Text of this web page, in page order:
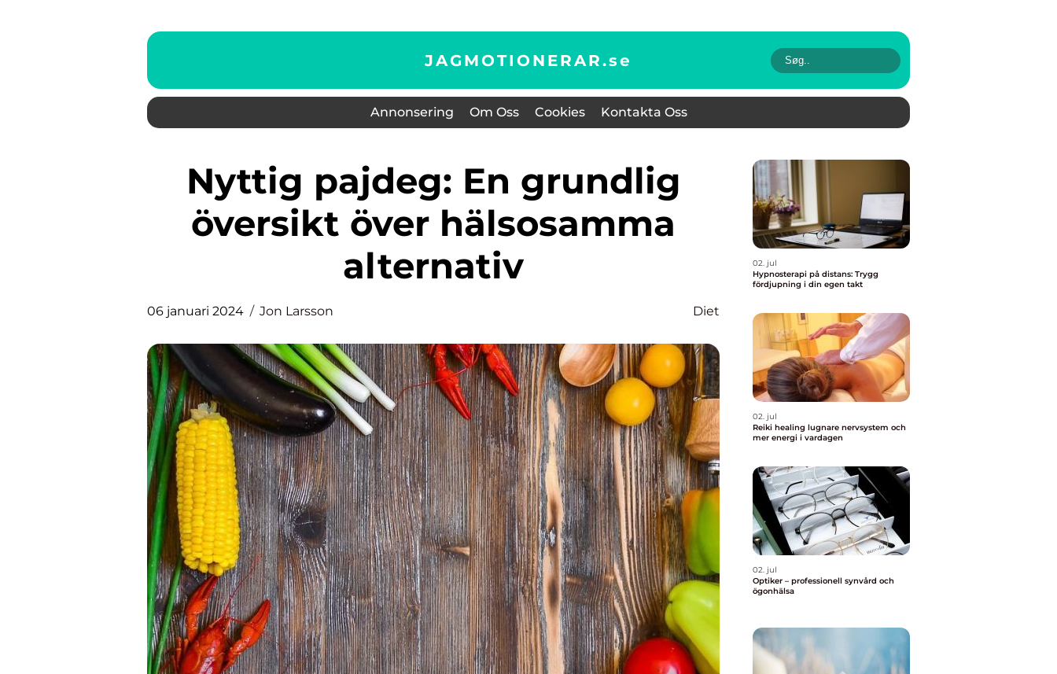
JAGMOTIONERAR.se
Annonsering Om Oss Cookies Kontakta Oss
Nyttig pajdeg: En grundlig
översikt över hälsosamma
alternativ
06 januari 2024 Jon Larsson Diet
02. jul
Hypnosterapi på distans: Trygg
fördjupning i din egen takt
02. jul
Reiki healing lugnare nervsystem och
mer energi i vardagen
02. jul
Optiker – professionell synvård och
ögonhälsa